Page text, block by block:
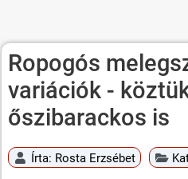
Ropogós
variációk -
őszibarackos is
Írta: Rosta Erzsébet